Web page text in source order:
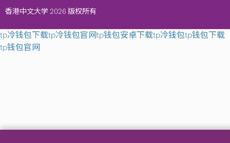
香港中文大学 2026 版权所有
tp冷钱包下载tp冷钱包官网tp钱包安卓下载tp冷钱包tp钱包下载
tp钱包官网